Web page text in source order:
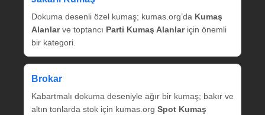
Dokuma desenli özel kumaş; kumas.org’da Kumaş
Alanlarve toptancı Parti Kumaş Alanlariçin önemli
bir kategori.
Brokar
Kabartmalı dokuma deseniyle ağır bir kumaş; bakır ve
altın tonlarda stok için kumas.org Spot Kumaş